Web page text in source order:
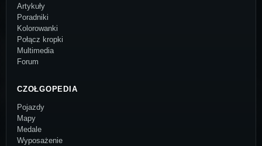
Artykuły
Poradniki
Kolorowanki
Połącz kropki
Multimedia
Forum
CZOŁGOPEDIA
Pojazdy
Mapy
Medale
Wyposażenie